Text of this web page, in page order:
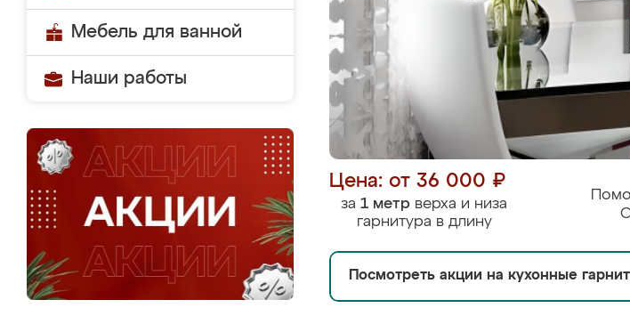
Мебель для ванной
Наши работы
Цена: от 36 000 ₽
за 1 метр верха и низа
гарнитура в длину
Посмотреть акции на кухонные